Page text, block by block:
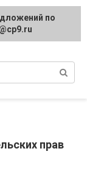
прав
по